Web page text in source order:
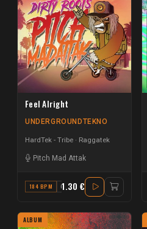
Feel Alright
UNDERGROUNDTEKNO
HardTek - Tribe Raggatek
Pitch Mad Attak
184 BPM G#1.30 €
ALBUM